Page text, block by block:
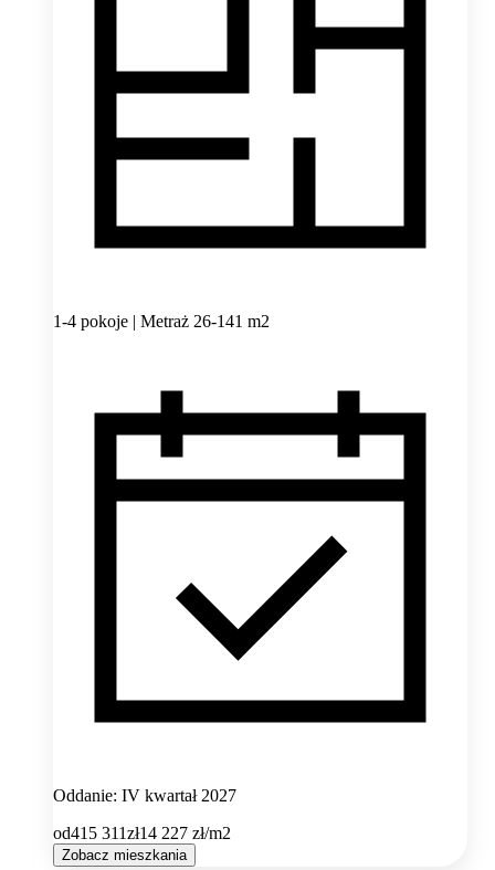
1-4 pokoje | Metraż 26-141 m2
Oddanie: IV kwartał 2027
od415 311zł14 227 zł/m2
Zobacz mieszkania